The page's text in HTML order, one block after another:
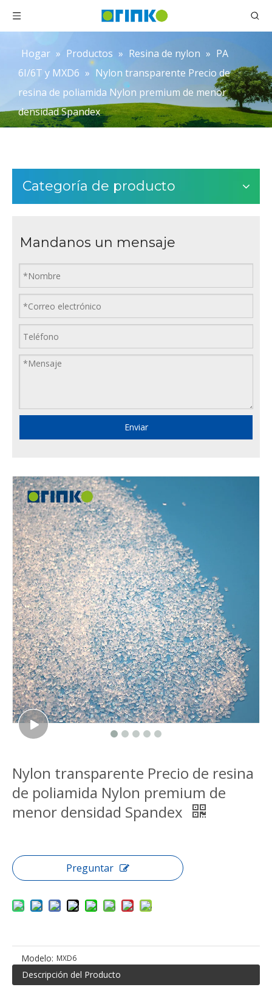
Hogar » Productos » Resina de nylon » PA
6I/6T y MXD6 » Nylon transparente Precio de
resina de poliamida Nylon premium de menor
densidad Spandex
Categoría de producto
Mandanos un mensaje
Enviar
Nylon transparente Precio de resina
de poliamida Nylon premium de
menor densidad Spandex
Preguntar
Modelo: MXD6
Descripción del Producto